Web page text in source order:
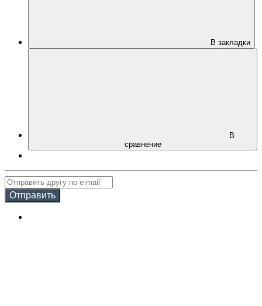
В закладки
В
сравнение
Отправить